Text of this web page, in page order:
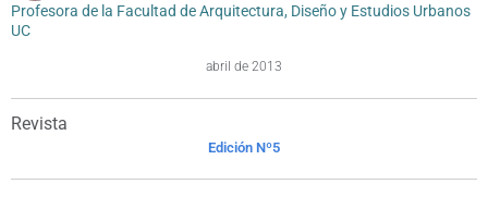
Profesora de la Facultad de Arquitectura, Diseño y Estudios Urbanos
UC
abril de 2013
Revista
Edición Nº5